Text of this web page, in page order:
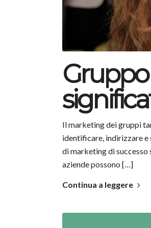
Gruppo
Il marketing dei gruppi
identificare, indirizzare e
di marketing di successo
aziende possono […]
Continua a leggere